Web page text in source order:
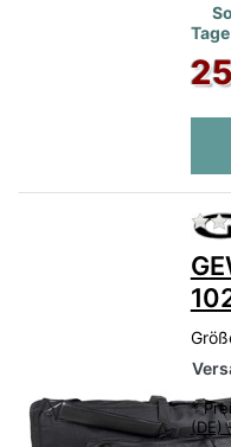
Tage
*
(DE)